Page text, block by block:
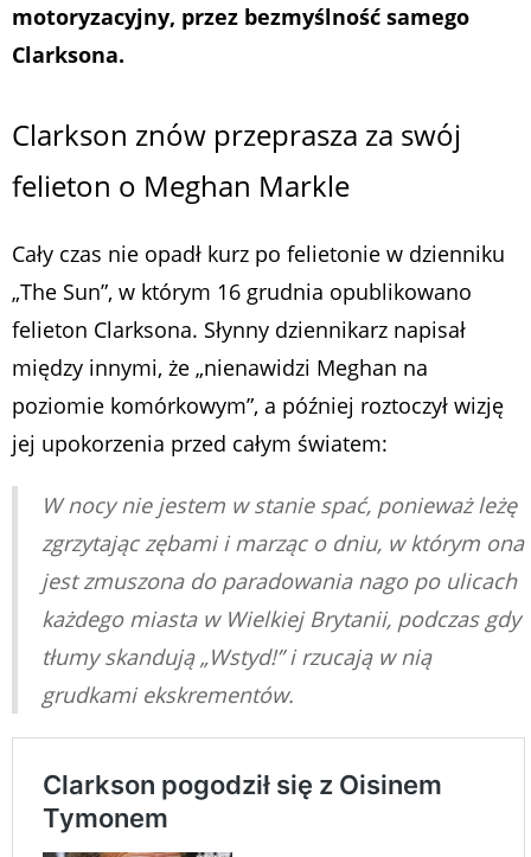
motoryzacyjny, przez bezmyślność samego
Clarksona.
Clarkson znów przeprasza za swój
felieton o Meghan Markle
Cały czas nie opadł kurz po felietonie w dzienniku
„The Sun”, w którym 16 grudnia opublikowano
felieton Clarksona. Słynny dziennikarz napisał
między innymi, że „nienawidzi Meghan na
poziomie komórkowym”, a później roztoczył wizję
jej upokorzenia przed całym światem:
W nocy nie jestem w stanie spać, ponieważ leżę
zgrzytając zębami i marząc o dniu, w którym ona
jest zmuszona do paradowania nago po ulicach
każdego miasta w Wielkiej Brytanii, podczas gdy
tłumy skandują „Wstyd!” i rzucają w nią
grudkami ekskrementów.